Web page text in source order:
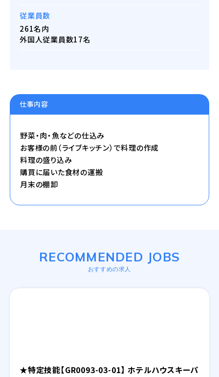
従業員数
261名内
外国人従業員数17名
仕事内容
野菜・肉・魚などの仕込み
お客様の前（ライブキッチン）で料理の作成
料理の盛り込み
購買に届いた食材の運搬
月末の棚卸
RECOMMENDED JOBS
おすすめの求人
★特定技能【GR0093-03-01】 ホテルハウスキーパ